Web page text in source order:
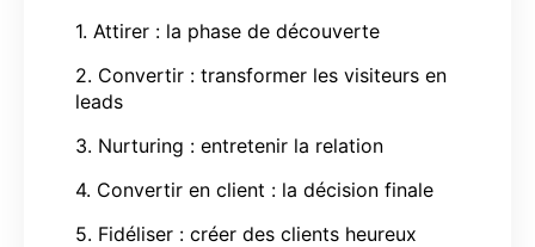
1. Attirer : la phase de découverte
2. Convertir : transformer les visiteurs en
leads
3. Nurturing : entretenir la relation
4. Convertir en client : la décision finale
5. Fidéliser : créer des clients heureux